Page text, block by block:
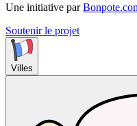
Une initiative par
Soutenir le projet
Villes